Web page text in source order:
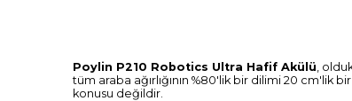
Poylin P210 Robotics Ultra Hafif Akülü ,
tüm araba ağırlığının %80'lik bir dilimi 20 cm'lik
konusu değildir.